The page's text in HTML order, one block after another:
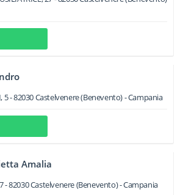
5-82030Castelvenere(Benevento) -Campania
Amalia
-82030Castelvenere(Benevento) -Campania